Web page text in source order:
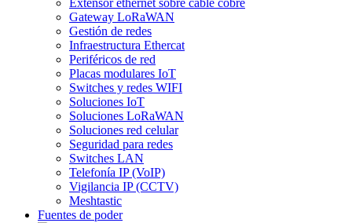
Extensor ethernet sobre cable cobre
Gateway LoRaWAN
Gestión de redes
Infraestructura Ethercat
Periféricos de red
Placas modulares IoT
Switches y redes WIFI
Soluciones IoT
Soluciones LoRaWAN
Soluciones red celular
Seguridad para redes
Switches LAN
Telefonía IP (VoIP)
Vigilancia IP (CCTV)
Meshtastic
Fuentes de poder